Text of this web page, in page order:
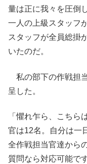
量は正に我々を圧倒
一人の上級スタッフ
スタッフが全員総掛
いたのだ。
私の部下の作戦担
呈した。
「懼れ乍ら、こちら
官は12名。自分は一
全作戦担当官達から
質問なら対応可能で